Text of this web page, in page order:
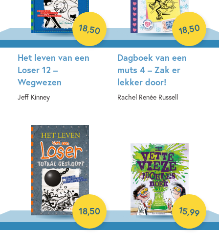
Het leven van een
Loser 12 –
Wegwezen
Jeff Kinney
18,50
Dagboek van een
muts 4 – Zak er
lekker door!
Rachel Renée Russell
18,50
18,50 15,99